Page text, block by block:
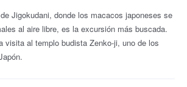
Jigokudani, donde los macacos japoneses se
al aire libre, es la excursión más buscada.
visita al templo budista Zenko-ji, uno de los